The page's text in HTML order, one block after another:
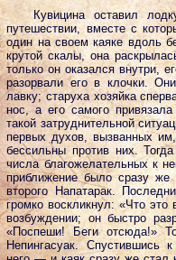
Кувицина оставил
путешествии, вместе с
один на своем каяке вдоль
крутой скалы, она
только он оказался внутри,
разорвали его в клочки.
лавку; старуха хозяйка
нос, а его самого
такой затруднительной
первых духов, вызванных
бессильны против них.
числа благожелательных к
приближение было сразу же
второго Напатарак.
громко воскликнул: «Что
возбуждении; он быстро
«Поспеши! Беги отсюда!»
Непингасуак. Спустившись